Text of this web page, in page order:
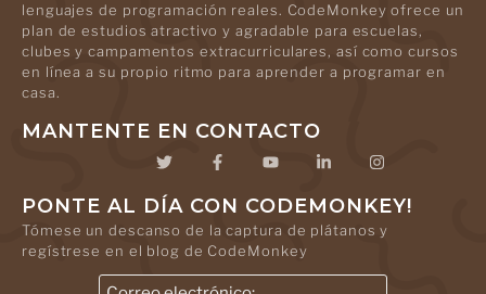
lenguajes de programación reales. CodeMonkey ofrece un
plan de estudios atractivo y agradable para escuelas,
clubes y campamentos extracurriculares, así como cursos
en línea a su propio ritmo para aprender a programar en
casa.
MANTENTE EN CONTACTO
PONTE AL DÍA CON CODEMONKEY!
Tómese un descanso de la captura de plátanos y
regístrese en el blog de CodeMonkey